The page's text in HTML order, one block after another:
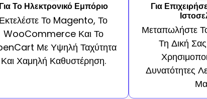
Για Το Ηλεκτρονικό Εμπόριο
Εκτελέστε Το Magento, Το
WooCommerce Και Το
Με Υψηλή Ταχύτητα
Και Χαμηλή Καθυστέρηση.
Για
Μεταπωλήστε
Τη Δική
Δυνατότητες